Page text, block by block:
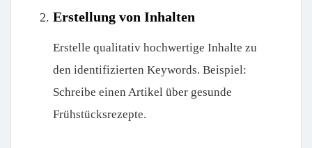
Erstellung von Inhalten
Erstelle qualitativ hochwertige Inhalte zu
den identifizierten Keywords. Beispiel:
Schreibe einen Artikel über gesunde
Frühstücksrezepte.